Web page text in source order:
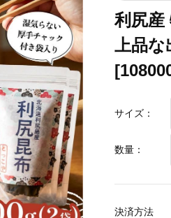
利尻産
上品な
サイズ：
数量：
決済方法